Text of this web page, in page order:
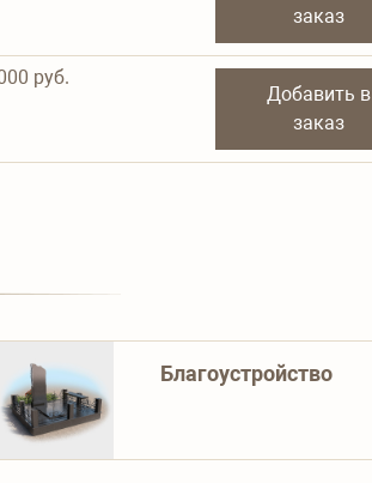
заказ
руб.
Добавить в
заказ
Благоустройство